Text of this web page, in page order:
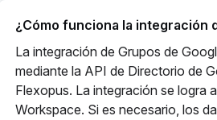
¿Cómo funciona la
La integración de Grupos de
mediante la API de Directorio de
Flexopus. La integración se logra
Workspace. Si es necesario, los